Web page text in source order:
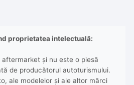
proprietatea intelectuală:
și nu este o piesă
de producătorul autoturismului.
ale modelelor și ale altor mărci